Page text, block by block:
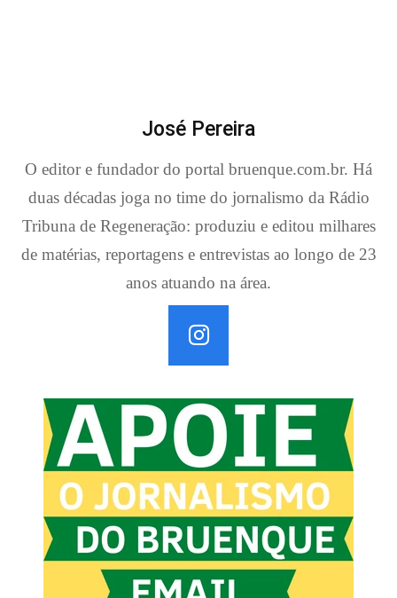
José Pereira
O editor e fundador do portal bruenque.com.br. Há
duas décadas joga no time do jornalismo da Rádio
Tribuna de Regeneração: produziu e editou milhares
de matérias, reportagens e entrevistas ao longo de 23
anos atuando na área.